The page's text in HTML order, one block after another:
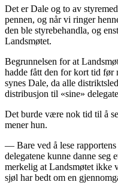
Det er Dale og to av
pennen, og når vi ringer
den ble styrebehandla, og
Landsmøtet.
Begrunnelsen for at
hadde fått den for kort tid før
synes Dale, da alle
distribusjon til «sine»
Det burde være nok tid til å
mener hun.
— Bare ved å lese
delegatene kunne danne seg
merkelig at Landsmøtet ikke
sjøl har bedt om en